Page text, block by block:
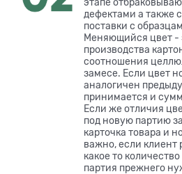
дефектами а также
поставки с
Меняющийся цвет -
производства
соотношения
замесе. Если цвет
аналогичен
принимается и
Если же отличия
под новую партию
карточка товара и
важно, если клиент
какое то
партия прежнего